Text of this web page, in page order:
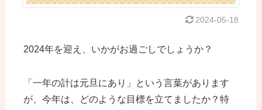
2024-05-18
2024年を迎え、いかがお過ごしでしょうか？
「一年の計は元旦にあり」という言葉があります
が、今年は、どのような目標を立てましたか？特